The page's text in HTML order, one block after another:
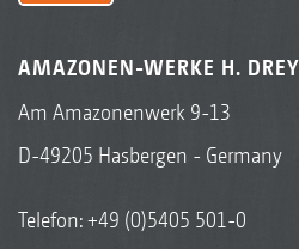
AMAZONEN-WERKE H.
Am Amazonenwerk 9-13
D-49205 Hasbergen - Germany
Telefon:+49 (0)5405 501-0